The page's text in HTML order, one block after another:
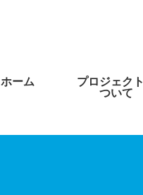
ホーム
プロジェク
ついて